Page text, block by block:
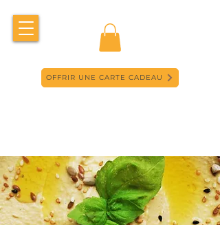
OFFRIR UNE CARTE CADEAU